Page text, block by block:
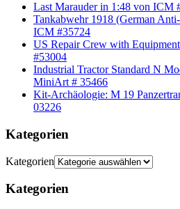
Last Marauder in 1:48 von ICM
Tankabwehr 1918 (German
ICM #35724
US Repair Crew with
#53004
Industrial Tractor Standard N
MiniArt # 35466
Kit-Archäologie: M 19
03226
Kategorien
Kategorien
Kategorien